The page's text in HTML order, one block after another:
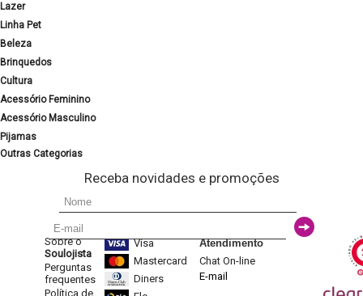
Lazer
Linha Pet
Beleza
Brinquedos
Cultura
Acessório Feminino
Acessório Masculino
Pijamas
Outras Categorias
Receba novidades e promoções
Sobre o
Soulojista
Perguntas
frequentes
Política de
Visa
Mastercard
Diners
Atendimento
Chat On-line
E-mail